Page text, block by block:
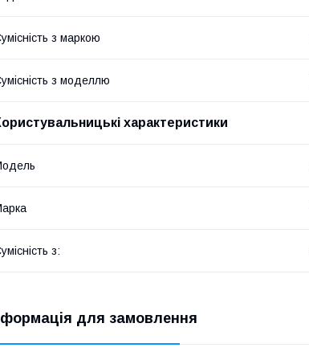
з маркою
з моделлю
характеристики
з:
для замовлення